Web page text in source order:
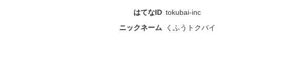
はてなID tokubai-inc
ニックネーム
くふうトクバイ